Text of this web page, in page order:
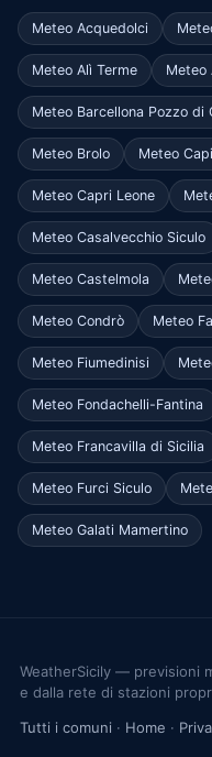
Meteo Acquedolci
Meteo Alì Terme Meteo
Meteo Barcellona Pozzo di
Meteo Brolo Meteo
Meteo Capri Leone
Meteo Casalvecchio Siculo
Meteo Castelmola
Meteo Condrò Meteo
Meteo Fiumedinisi
Meteo Fondachelli-Fantina
Meteo Francavilla di Sicilia
Meteo Furci Siculo
Meteo Galati Mamertino
WeatherSicily — previsioni
e dalla rete di stazioni
Tutti i comuni · Home ·